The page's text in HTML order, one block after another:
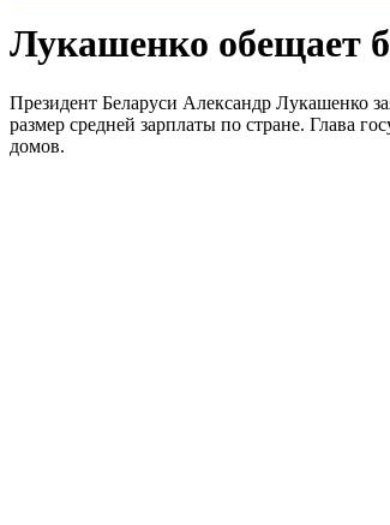
Лукашенко обещает
Президент Беларуси Александр Лукашенко
размер средней зарплаты по стране. Глава
домов.